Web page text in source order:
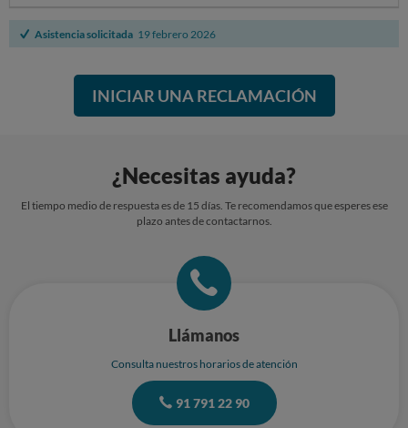
Sin otro particular, reciba un cordial saludo.
Departamento de Movilidad Eléctrica Repsol
email movilidad@smartspain.es
Asistencia solicitada 19 febrero 2026
INICIAR UNA RECLAMACIÓN
¿Necesitas ayuda?
El tiempo medio de respuesta es de 15 días. Te recomendamos que esperes ese
plazo antes de contactarnos.
Llámanos
Consulta nuestros horarios de atención
91 791 22 90